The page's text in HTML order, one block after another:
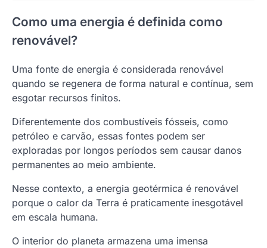
Como uma energia é definida como
renovável?
Uma fonte de energia é considerada renovável
quando se regenera de forma natural e contínua, sem
esgotar recursos finitos.
Diferentemente dos combustíveis fósseis, como
petróleo e carvão, essas fontes podem ser
exploradas por longos períodos sem causar danos
permanentes ao meio ambiente.
Nesse contexto, a energia geotérmica é renovável
porque o calor da Terra é praticamente inesgotável
em escala humana.
O interior do planeta armazena uma imensa